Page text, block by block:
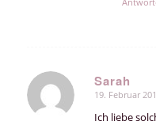
Sarah
sagte:
19. Februar
Ich liebe